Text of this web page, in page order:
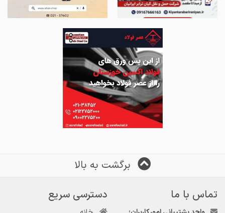
برگشت به بالا
تماس با ما
دسترسی سریع